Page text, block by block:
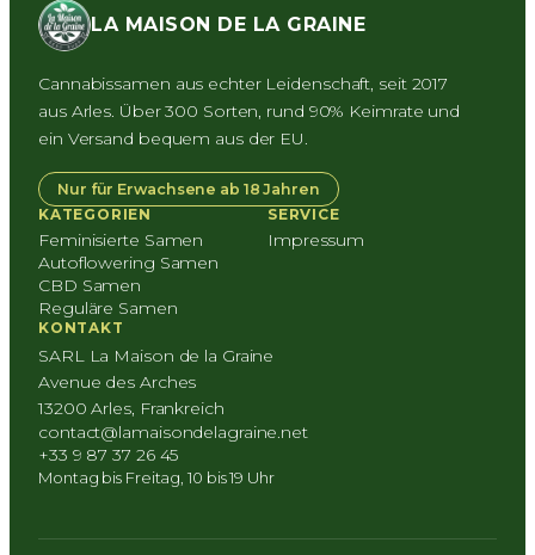
LA MAISON DE LA GRAINE
Cannabissamen aus echter Leidenschaft, seit 2017
aus Arles. Über 300 Sorten, rund 90% Keimrate und
ein Versand bequem aus der EU.
Nur für Erwachsene ab 18 Jahren
KATEGORIEN
Feminisierte Samen
Autoflowering Samen
CBD Samen
Reguläre Samen
SERVICE
Impressum
KONTAKT
SARL La Maison de la Graine
Avenue des Arches
13200 Arles, Frankreich
contact@lamaisondelagraine.net
+33 9 87 37 26 45
Montag bis Freitag, 10 bis 19 Uhr